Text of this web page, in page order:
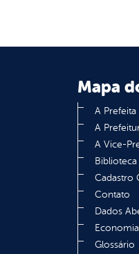
Mapa
A Prefeita
A
A Vice-
Cadastro
Contato
Dados
Economia
Glossário